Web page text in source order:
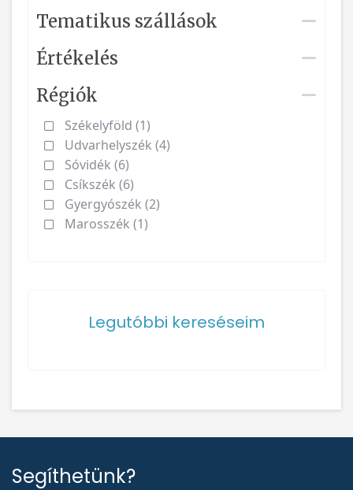
Tematikus szállások
Értékelés
Régiók
Székelyföld (1)
Udvarhelyszék (4)
Sóvidék (6)
Csíkszék (6)
Gyergyószék (2)
Marosszék (1)
Legutóbbi kereséseim
Segíthetünk?